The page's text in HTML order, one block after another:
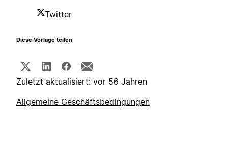
Twitter
Diese Vorlage teilen
Zuletzt aktualisiert: vor 56 Jahren
Allgemeine Geschäftsbedingungen